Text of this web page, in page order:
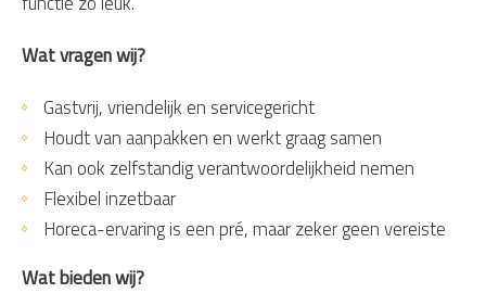
Wat vragen wij?
Gastvrij, vriendelijk en servicegericht
Houdt van aanpakken en werkt graag samen
Kan ook zelfstandig verantwoordelijkheid nemen
Flexibel inzetbaar
Horeca-ervaring is een pré, maar zeker geen vereiste
Wat bieden wij?